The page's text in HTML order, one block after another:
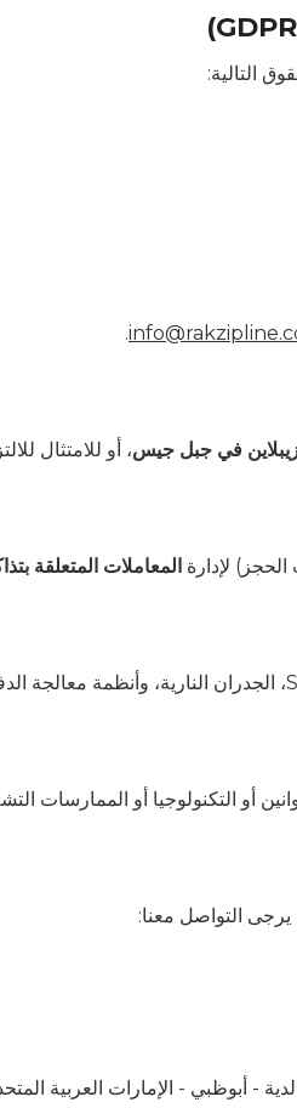
التالية:
.
في جبل جيس، أو للامتثال
لإدارة المعاملات المتعلقة
أو التكنولوجيا أو الممارسات
التواصل معنا: